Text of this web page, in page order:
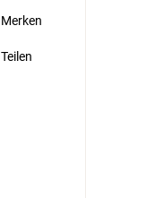
Merken
Teilen